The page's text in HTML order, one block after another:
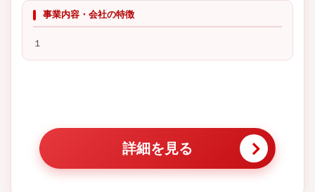
事業内容・会社の特徴
１
詳細を見る